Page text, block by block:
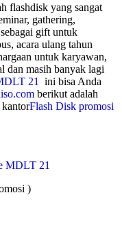
flashdisk yang sangat
gathering,
gift untuk
acara ulang tahun
untuk karyawan,
dan masih banyak lagi
21
ini bisa Anda
berikut adalah
Flash Disk promosi
MDLT 21
)